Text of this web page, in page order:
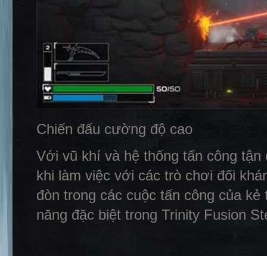
Chiến đấu cường độ cao
Với vũ khí và hệ thống tấn công
khi làm việc với các trò chơi đối
đòn trong các cuộc tấn công của
năng đặc biệt trong Trinity Fusion